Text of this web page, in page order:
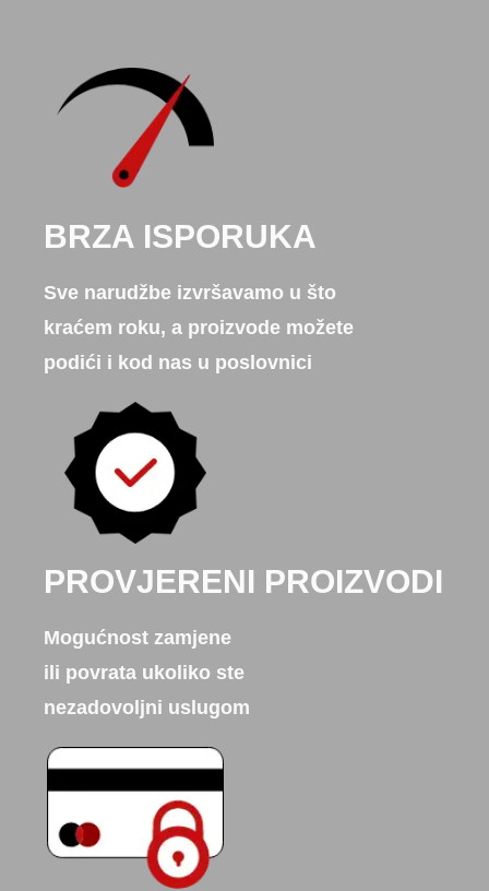
BRZA ISPORUKA
Sve narudžbe izvršavamo u što
kraćem roku, a proizvode možete
podići i kod nas u poslovnici
PROVJERENI PROIZVODI
Mogućnost zamjene
ili povrata ukoliko ste
nezadovoljni uslugom